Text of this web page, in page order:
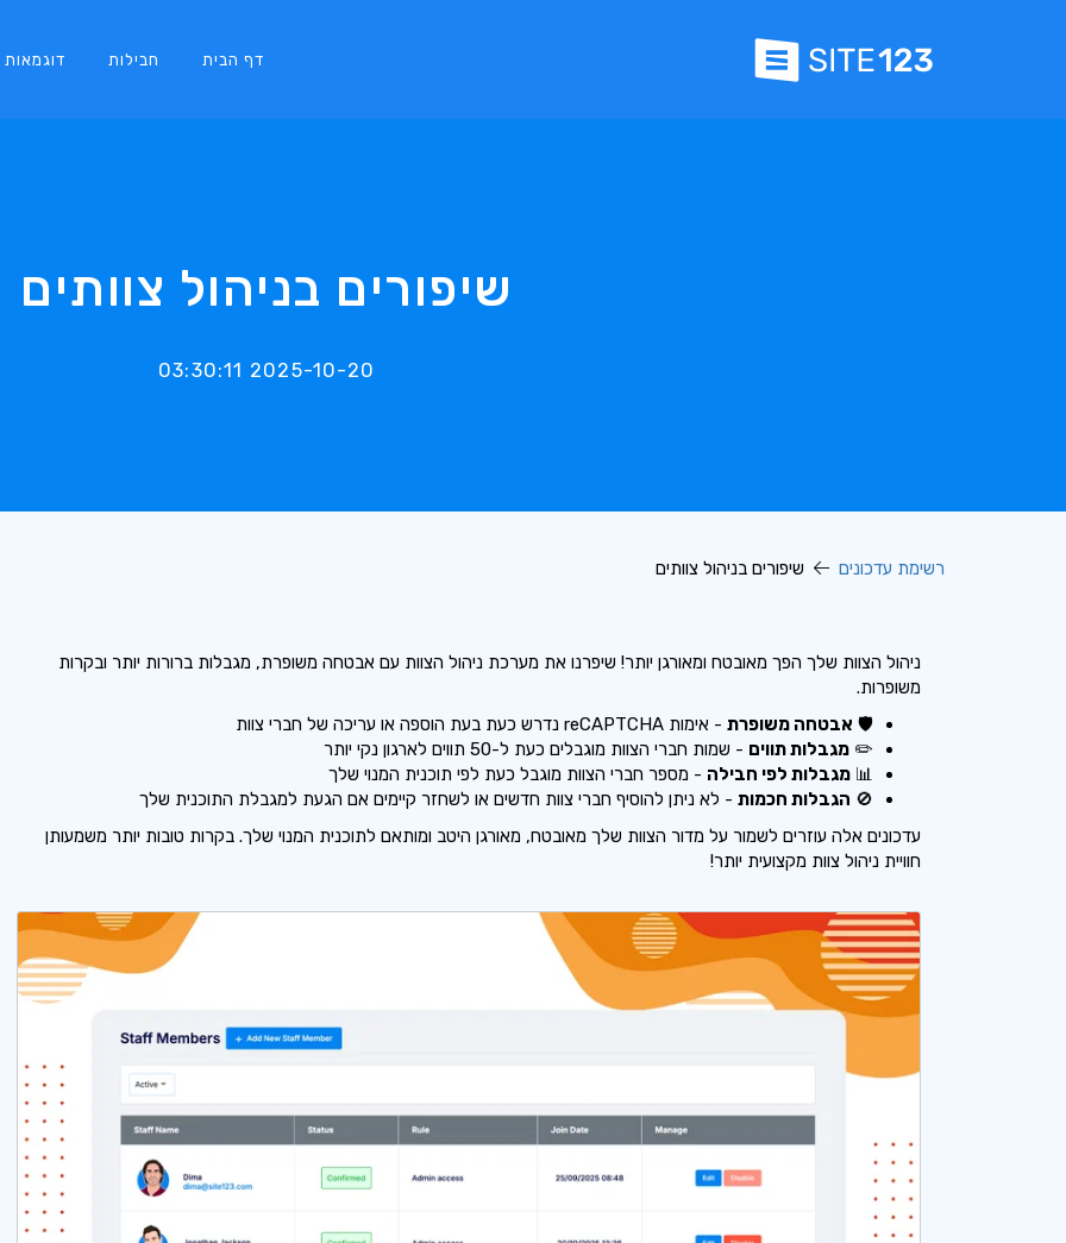
דף הבית חבילות דוגמאות
שיפורים בניהול צוותים
2025-10-20 03:30:11
רשימת עדכונים שיפורים בניהול צוותים
ניהול הצוות שלך הפך מאובטח ומאורגן יותר! שיפרנו את מערכת ניהול הצוות עם אבטחה משופרת, מגבלות ברורות יותר ובקרות
משופרות.
🛡️ אבטחה משופרת - אימות reCAPTCHA נדרש כעת בעת הוספה או עריכה של חברי צוות
✏️ מגבלות תווים - שמות חברי הצוות מוגבלים כעת ל-50 תווים לארגון נקי יותר
📊 מגבלות לפי חבילה - מספר חברי הצוות מוגבל כעת לפי תוכנית המנוי שלך
🚫 הגבלות חכמות - לא ניתן להוסיף חברי צוות חדשים או לשחזר קיימים אם הגעת למגבלת התוכנית שלך
עדכונים אלה עוזרים לשמור על מדור הצוות שלך מאובטח, מאורגן היטב ומותאם לתוכנית המנוי שלך. בקרות טובות יותר משמעותן
חוויית ניהול צוות מקצועית יותר!